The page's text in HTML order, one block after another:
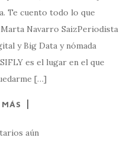
Te cuento todo lo que
Navarro SaizPeriodista
y Big Data y nómada
es el lugar en el que
[…]
aún